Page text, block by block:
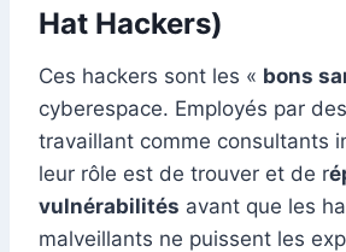
Hat Hackers)
Ces hackers sont les « bons
cyberespace. Employés par
travaillant comme consultants
leur rôle est de trouver et de r
vulnérabilités avant que les
malveillants ne puissent les